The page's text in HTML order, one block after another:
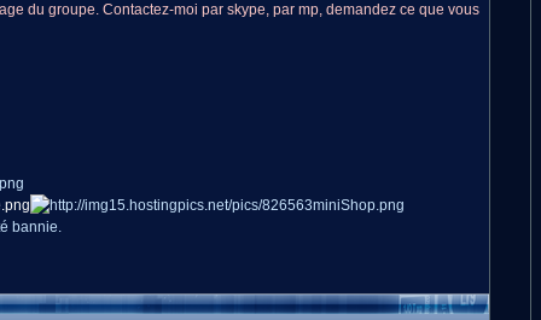
du groupe. Contactez-moi par skype, par mp, demandez ce que vous
bannie.